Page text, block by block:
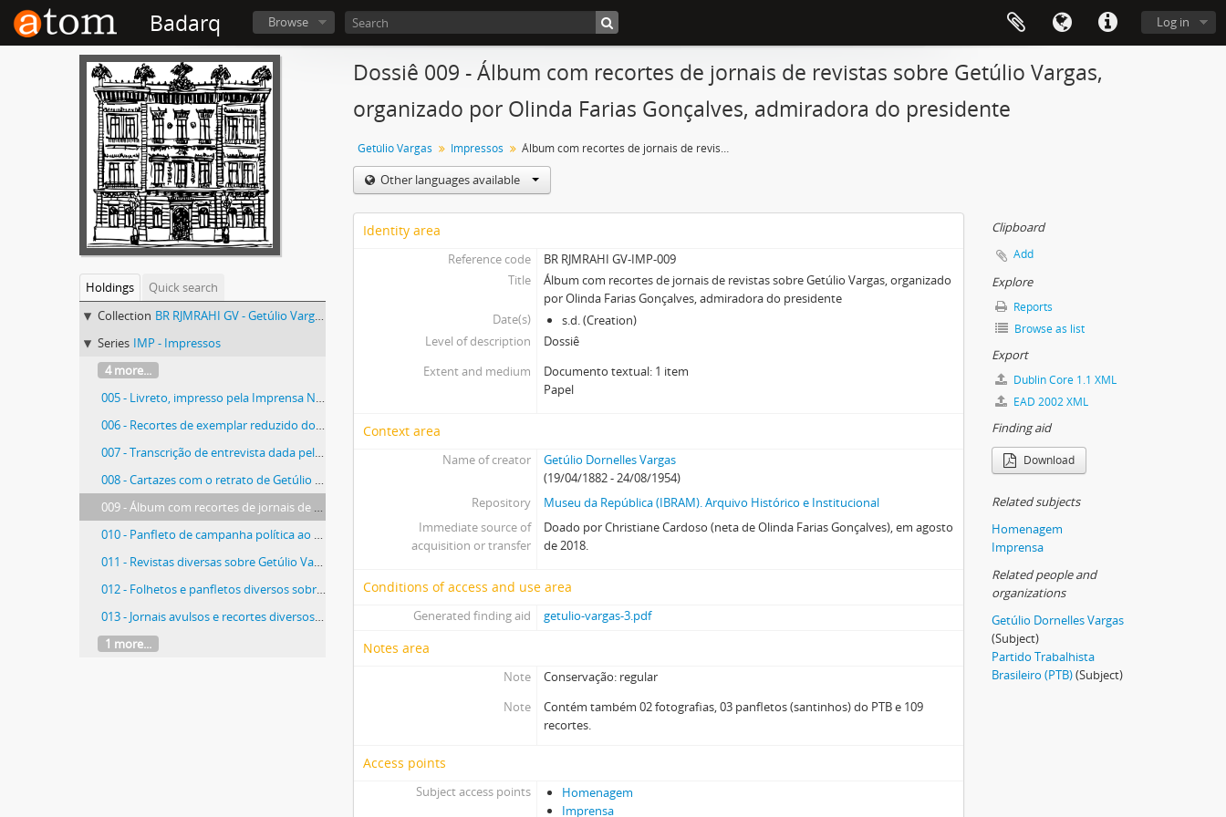
Badarq Browse Log in
Holdings
Quick search
Collection BR RJMRAHI GV - Getúlio Vargas
Series IMP - Impressos
4 more...
005 - Livreto, impresso pela Imprensa Nacional, contendo o Decreto nº 19.398, de 11 de Novembro de 1930
006 - Recortes de exemplar reduzido do Diário Oficial de 12/10/1936
007 - Transcrição de entrevista dada pelo chefe do Partido Republicano Riograndense, Antonio Augusto Borges de Medeiros, ao Diário de Notícias de Porto Alegre
008 - Cartazes com o retrato de Getúlio Vargas
009 - Álbum com recortes de jornais de revistas sobre Getúlio Vargas, organizado por Olinda Farias Gonçalves, admiradora do presidente
010 - Panfleto de campanha política ao cargo de vereador, pelo Partido Trabalhista Brasileiro (PTB), da candidata Lúcia Magalhães
011 - Revistas diversas sobre Getúlio Vargas
012 - Folhetos e panfletos diversos sobre Getúlio Vargas
013 - Jornais avulsos e recortes diversos sobre Getúlio Vargas, incluindo edições do dia seguinte à sua morte
1 more...
Dossiê 009 - Álbum com recortes de jornais de revistas sobre Getúlio Vargas,
organizado por Olinda Farias Gonçalves, admiradora do presidente
Getúlio Vargas Impressos Álbum com recortes de jornais de revistas sobre Getúlio Vargas, organizado por Olinda Farias Gonçalves, admiradora do presidente
Other languages available
Identity area
Reference code
BR RJMRAHI GV-IMP-009
Title
Álbum com recortes de jornais de revistas sobre Getúlio Vargas, organizado
por Olinda Farias Gonçalves, admiradora do presidente
Date(s)
s.d. (Creation)
Level of description
Dossiê
Extent and medium
Documento textual: 1 item
Papel
Context area
Name of creator
Getúlio Dornelles Vargas
(19/04/1882 - 24/08/1954)
Repository
Museu da República (IBRAM). Arquivo Histórico e Institucional
Immediate source of
acquisition or transfer
Doado por Christiane Cardoso (neta de Olinda Farias Gonçalves), em agosto
de 2018.
Conditions of access and use area
Generated finding aid getulio-vargas-3.pdf
Notes area
Note
Conservação: regular
Note
Contém também 02 fotografias, 03 panfletos (santinhos) do PTB e 109
recortes.
Access points
Subject access points
Homenagem
Imprensa
Clipboard
Add
Explore
Reports
Browse as list
Export
Dublin Core 1.1 XML
EAD 2002 XML
Finding aid
Download
Related subjects
Homenagem
Imprensa
Related people and
organizations
Getúlio Dornelles Vargas
(Subject)
Partido Trabalhista
Brasileiro (PTB)(Subject)